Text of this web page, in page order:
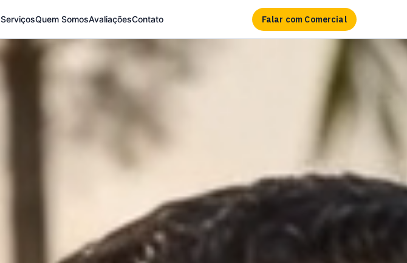
ServiçosQuem SomosAvaliaçõesContato Falar com Comercial